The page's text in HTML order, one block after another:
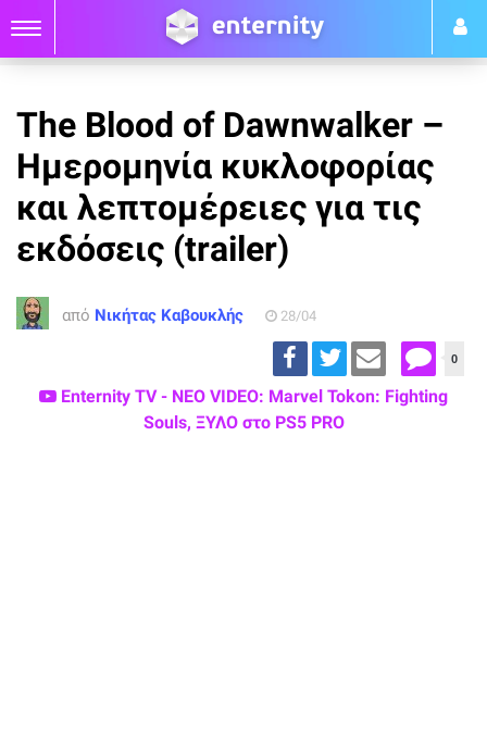
The Blood of Dawnwalker –
Ημερομηνία κυκλοφορίας
και λεπτομέρειες για τις
εκδόσεις (trailer)
από Νικήτας Καβουκλής 28/04
0
Enternity TV - ΝΕΟ VIDEO: Marvel Tokon: Fighting
Souls, ΞΥΛΟ στο PS5 PRO